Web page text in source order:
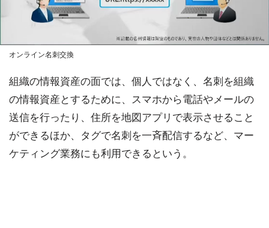
オンライン名刺交換
組織の情報資産の面では、個人ではなく、名刺を組織
の情報資産とするために、スマホから電話やメールの
送信を行ったり、住所を地図アプリで表示させること
ができるほか、タグで名刺を一斉配信するなど、マー
ケティング業務にも利用できるという。